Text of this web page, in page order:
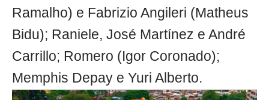
Ramalho) e Fabrizio Angileri (Matheus
Bidu); Raniele, José Martínez e André
Carrillo; Romero (Igor Coronado);
Memphis Depay e Yuri Alberto.